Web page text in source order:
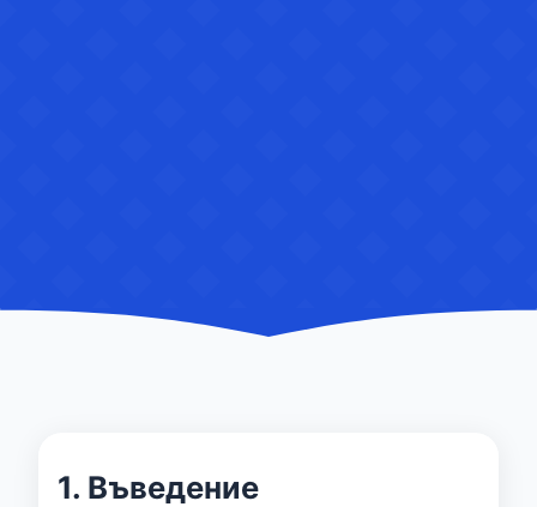
1. Въведение